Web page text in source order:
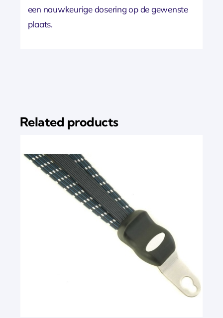
een nauwkeurige dosering op de gewenste
plaats.
Related products